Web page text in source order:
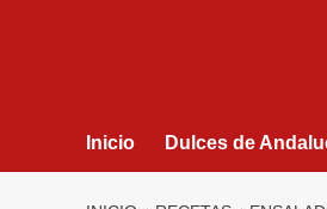
Inicio Dulces de